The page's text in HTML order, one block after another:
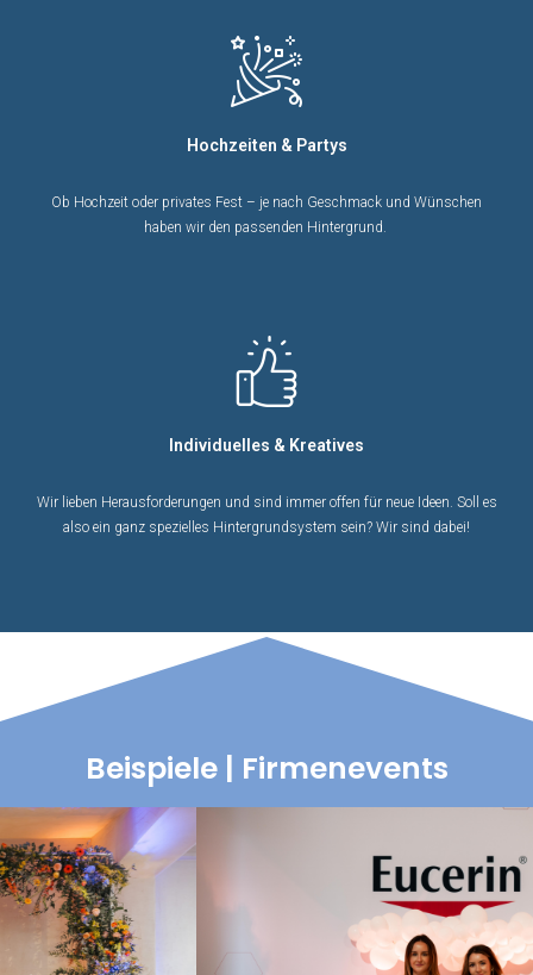
Hochzeiten & Partys
Ob Hochzeit oder privates Fest – je nach Geschmack und Wünschen
haben wir den passenden Hintergrund.
Individuelles & Kreatives
Wir lieben Herausforderungen und sind immer offen für neue Ideen. Soll es
also ein ganz spezielles Hintergrundsystem sein? Wir sind dabei!
Beispiele | Firmenevents